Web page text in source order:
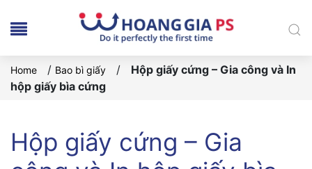
Home / Bao bì giấy /
Hộp giấy cứng – Gia công và In
hộp giấy bìa cứng
Hộp giấy cứng – Gia